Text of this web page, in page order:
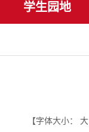
学生园地
【字体大小： 大